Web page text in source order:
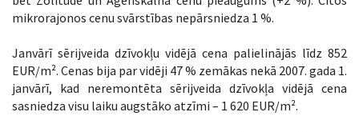
mikrorajonos cenu svārstības nepārsniedza 1 %.
Janvārī sērijveida dzīvokļu vidējā cena palielinājās līdz 852
EUR/m². Cenas bija par vidēji 47 % zemākas nekā 2007. gada 1.
janvārī, kad neremontēta sērijveida dzīvokļa vidējā cena
sasniedza visu laiku augstāko atzīmi – 1 620 EUR/m².